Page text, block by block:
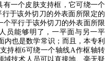
有一个皮肤支持框，它可绕一个
于该外切刀的外表面所限定的
个平行于该外切刀的外表面所限
员能够明了，一平面与另一平
内也是数学常识；而且，本专利
持框6可绕一个轴线A作枢轴转
域技术人员可以直接地、毫无疑